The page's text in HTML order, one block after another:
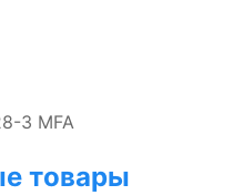
3 MFA
товары